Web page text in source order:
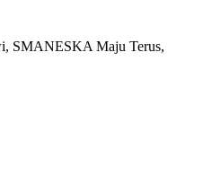
SMANESKA Maju Terus,